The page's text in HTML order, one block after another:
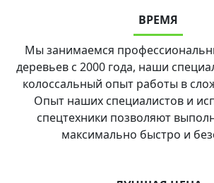
ВРЕМЯ
Мы занимаемся
деревьев с 2000 года, наши
колоссальный опыт работы в
Опыт наших специалистов и
спецтехники позволяют
максимально быстро и